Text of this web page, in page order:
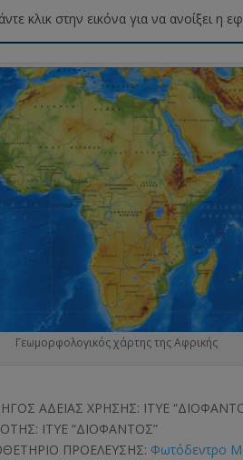
κλικ στην εικόνα για να ανοίξει
Γεωμορφολογικός χάρτης της Αφρικής
ΑΔΕΙΑΣ ΧΡΗΣΗΣ: ΙΤΥΕ
ΙΤΥΕ “ΔΙΟΦΑΝΤΟΣ”
ΠΡΟΕΛΕΥΣΗΣ: Φωτόδεντρο